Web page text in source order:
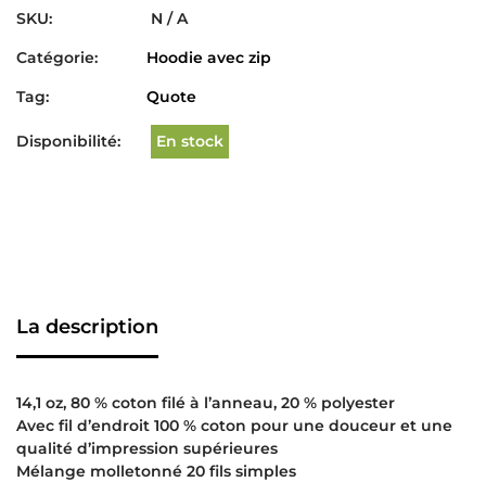
SKU:
N / A
Catégorie:
Hoodie avec zip
Tag:
Quote
Disponibilité: En stock
La description
14,1 oz, 80 % coton filé à l’anneau, 20 % polyester
Avec fil d’endroit 100 % coton pour une douceur et une
qualité d’impression supérieures
Mélange molletonné 20 fils simples